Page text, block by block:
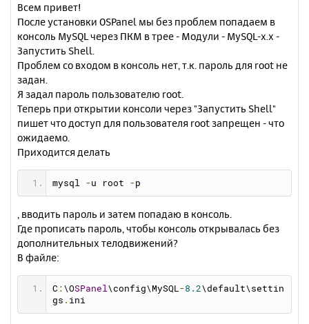
о
б
щ
е
н
е
Всем привет!
После установки OSPanel мы без проблем попадаем в
консоль MySQL через ПКМ в трее - Модули - MySQL-x.x -
Запустить Shell.
Проблем со входом в консоль нет, т.к. пароль для root не
задан.
Я задал пароль пользователю root.
Теперь при открытии консоли через "Запустить Shell"
пишет что доступ для пользователя root запрещен - что
ожидаемо.
Приходится делать
mysql -u root -p
, вводить пароль и затем попадаю в консоль.
Где прописать пароль, чтобы консоль открывалась без
дополнительных телодвижений?
В файле:
C : \OSPanel\config\MySQL-8.2\default\settin
gs . ini